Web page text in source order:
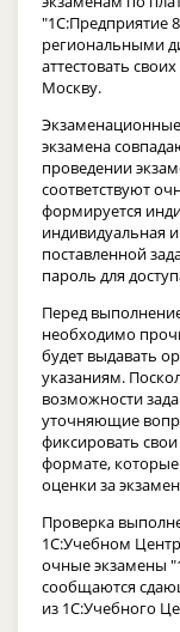
"1С:Предприятие
региональными
аттестовать
Москву.
экзамена
проведении
соответствуют
формируется
индивидуальная
поставленной
пароль для
Перед
необходимо
будет выдавать
указаниям.
возможности
уточняющие
фиксировать
формате,
оценки за
Проверка
1С:Учебном
очные экзамены
сообщаются
из 1С:Учебного